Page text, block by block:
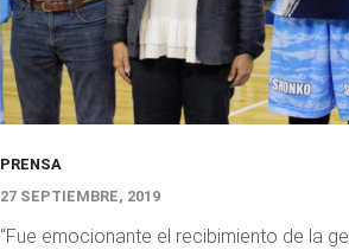
PRENSA
27 SEPTIEMBRE, 2019
“Fue emocionante el recibimiento de la